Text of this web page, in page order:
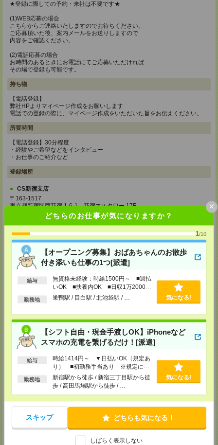
どちらのお仕事が気になりますか？
1/10
【オープニング募集】おばあちゃんのお散歩
付き添いも仕事の1つ[派遣]
給与
無資格未経験：時給1500円～ ■週払
いOK ■扶養内OK ■日収1万2000円
以上
勤務地 巣鴨駅 / 目白駅 / 北池袋駅 / … 気になる!
【シフト自由・現金手渡しOK】iPhoneなど
スマホの充電を繋げるだけ！[派遣]
給与
時給1414円～ ▼日払いOK（規定あ
り） ■初勤務手当あり ※規定によ
る
勤務地
新宿駅から徒歩 / 新宿三丁目駅から徒
歩 / 高田馬場駅から徒歩 / …
気になる!
スキップ どちらも気になる！
しばらく表示しない
×
★登録に際しての予約・来社は不要です★
(1)WEB応募の場合
こちらからご連絡いたしますのでお待ちください。
ご応募頂いた後、案内メールをお送りしますので
内容をご確認ください。
(2)電話応募の場合
お時間のあるときにお電話にてご応募いただければ
その場で登録も可能です。
持ち物
【電話登録】
弊社HPよりマイページ作成をお願いします
電話での登録の際に、マイページ作成をいただいた旨をお伝えください。
所要時間
【電話登録】30分程度
・経験やご希望などをインタビュー
・お仕事のご紹介など
登録場所
CS新宿支店
〒163-1517
東京都新宿区西新宿 1-6-1 新宿エルタワー 17F
TEL：0120-659-458
CS_SHINJUKU@manpowergroup.jp
担当：採用担当
CS立川支店
〒190-0012
東京都立川市曙町2-34-7 ファーレイーストビル 8F
TEL：0120-659-460
担当：採用担当
CS横浜支店
神奈川県横浜市西区みなとみらい 2-2-1 横浜ランドマークタワー36F
TEL：0120-659-459
MAIL：CS_YOKOHAMA@manpowergroup.jp
担当：採用担当
CS大宮支店
〒330-0854 埼玉県さいたま市大宮区桜木町 1-10-16 シーノ大宮ノース
TEL：0120-769-355
MAIL：CS_OMIYA@manpowergroup.jp
CS高崎支店
〒370-0831 群馬県高崎市あら町167 高崎第一生命ビルディング11Ｆ
TEL：027-320-6558
MAIL：CS_TAKASAKI@manpowergroup.jp